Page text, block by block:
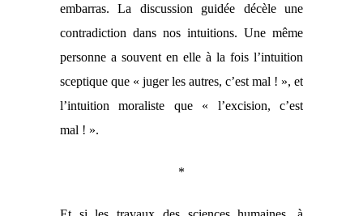
embarras. La discussion guidée décèle une
contradiction dans nos intuitions. Une même
personne a souvent en elle à la fois l’intuition
sceptique que « juger les autres, c’est mal ! », et
l’intuition moraliste que « l’excision, c’est
mal ! ».
*